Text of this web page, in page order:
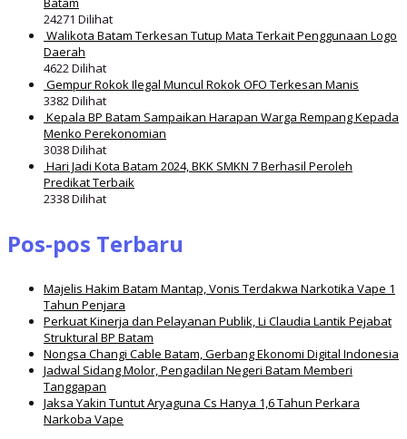
24271 Dilihat
Walikota Batam Terkesan Tutup Mata Terkait Penggunaan Logo
Daerah
4622 Dilihat
Gempur Rokok Ilegal Muncul Rokok OFO Terkesan Manis
3382 Dilihat
Kepala BP Batam Sampaikan Harapan Warga Rempang Kepada
Menko Perekonomian
3038 Dilihat
Hari Jadi Kota Batam 2024, BKK SMKN 7 Berhasil Peroleh
Predikat Terbaik
2338 Dilihat
Pos-pos Terbaru
Majelis Hakim Batam Mantap, Vonis Terdakwa Narkotika Vape 1
Tahun Penjara
Perkuat Kinerja dan Pelayanan Publik, Li Claudia Lantik Pejabat
Struktural BP Batam
Nongsa Changi Cable Batam, Gerbang Ekonomi Digital Indonesia
Jadwal Sidang Molor, Pengadilan Negeri Batam Memberi
Tanggapan
Jaksa Yakin Tuntut Aryaguna Cs Hanya 1,6 Tahun Perkara
Narkoba Vape